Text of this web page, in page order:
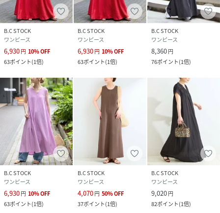
ネンレーヨンスリーブレスワンピース
品番：26040700806010 《追加3》リネンレーヨンコクー
ンスリーブワンピース
品番：26051700803010 リネンレーヨン前開きシャツカラ
ーブラウス
ンストレートスカー
ト
＊＊＊＊＊＊＊＊＊＊＊＊＊＊＊＊＊＊＊＊＊＊
透け感：なし
裏地：なし
伸縮性：なし
光沢感：なし
生地の厚さ：普通
＊＊＊＊＊＊＊＊＊＊＊＊＊＊＊＊＊＊＊＊＊＊
B.C STOCK
ワンピース
6,930円 10%OFF
63ポイント(1倍)
B.C STOCK
ワンピース
6,930円 10%OFF
63ポイント(1倍)
B.C STOCK
ワンピース
8,360円
76ポイント(1倍)
B.C STOCK
ワンピース
6,930円 10%OFF
63ポイント(1倍)
B.C STOCK
ワンピース
4,070円 50%OFF
37ポイント(1倍)
B.C STOCK
ワンピース
9,020円
82ポイント(1倍)